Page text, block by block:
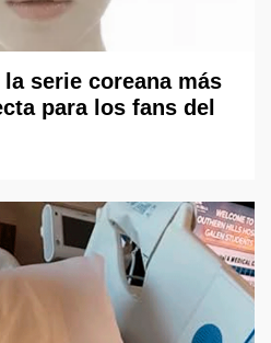
serie coreana más
para los fans del